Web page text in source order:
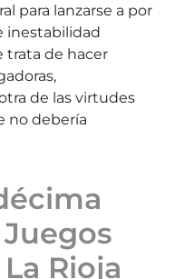
para lanzarse a por
inestabilidad
trata de hacer
de las virtudes
no debería
Rioja